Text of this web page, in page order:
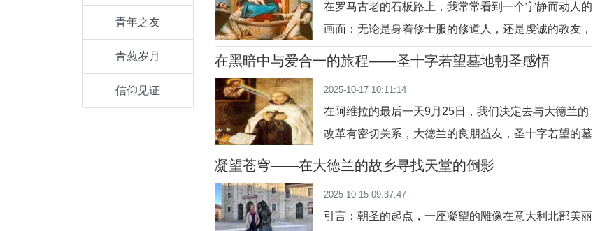
青年之友
青葱岁月
信仰见证
时，到达了亚德里亚海边的大港口安格拉（Ancora）,
然后，小车和人
在罗马古老的石板路上，我常常看到一个宁静而动人的
画面：无论是身着修士服的修道人，还是虔诚的教友，
他们都在行走中手持念珠，默念玫瑰经。这不仅是一道
祷相结合，能为我们的身心灵带来不可估量的益处。这
是一种动中的默想，是身体与灵魂的和谐共舞，引领我
们走向更健康
在黑暗中与爱合一的旅程——圣十字若望墓地朝圣感悟
2025-10-17 10:11:14
在阿维拉的最后一天9月25日，我们决定去与大德兰的
改革有密切关系，大德兰的良朋益友，圣十字若望的墓
地朝圣。他安葬在塞哥维亚（segovia）古城，从阿维
了正午，圣堂工作人员开始午餐及午休，工作人员告诉
我们，下午四点才对外开放。我们三位只好先去附近的
凝望苍穹——在大德兰的故乡寻找天堂的倒影
2025-10-15 09:37:47
引言：朝圣的起点，一座凝望的雕像在意大利北部美丽